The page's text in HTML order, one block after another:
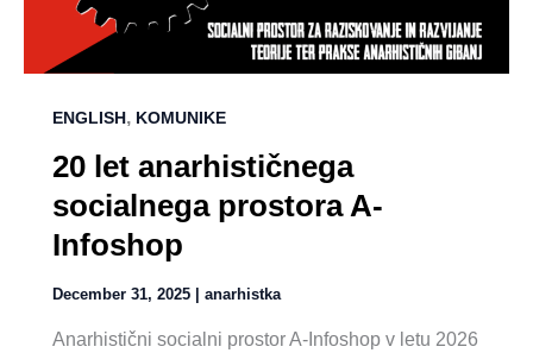
ENGLISH, KOMUNIKE
20 let anarhističnega
socialnega prostora A-
Infoshop
December 31, 2025 anarhistka
Anarhistični socialni prostor A-Infoshop v letu 2026